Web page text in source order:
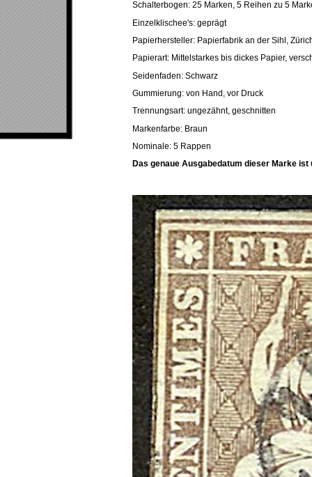
Schalterbogen: 25 Marken, 5 Reihen zu 5
Einzelklischee's: geprägt
Papierhersteller: Papierfabrik an der Sihl,
Papierart: Mittelstarkes bis dickes Papier,
Seidenfaden: Schwarz
Gummierung: von Hand, vor Druck
Trennungsart: ungezähnt, geschnitten
Markenfarbe: Braun
Nominale: 5 Rappen
Das genaue Ausgabedatum dieser Marke ist